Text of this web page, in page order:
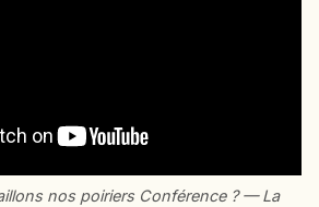
nos poiriers Conférence ? — La